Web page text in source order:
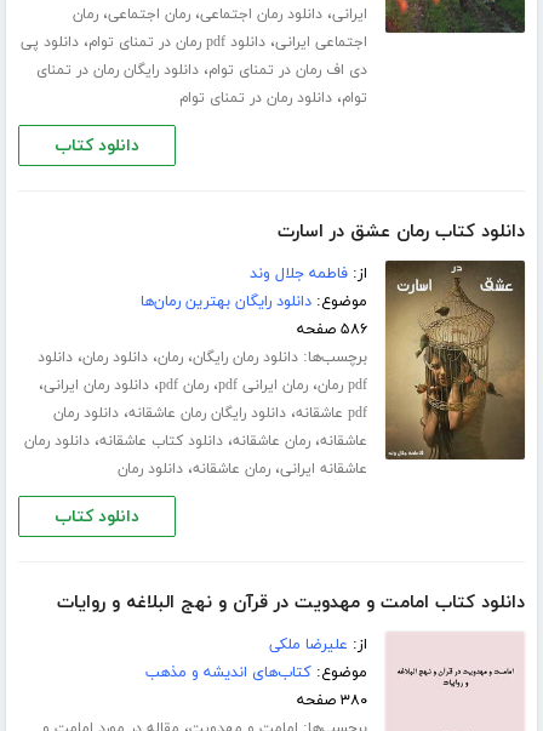
ایرانی،دانلود رمان اجتماعی،رمان اجتماعی،رمان
اجتماعی ایرانی،دانلود pdf رمان در تمنای توام ،دانلود پی
دی اف رمان در تمنای توام،دانلود رایگان رمان در تمنای
توام،دانلود رمان در تمنای توام
دانلود کتاب
دانلود کتاب رمان عشق در اسارت
از:فاطمه جلال‌ وند
موضوع:دانلود رایگان بهترین رمان‌ها
۵۸۶ صفحه
برچسب‌ها:دانلود رمان رایگان،رمان،دانلود رمان،دانلود
pdf رمان
،رمان ایرانی pdf ،رمان pdf ،دانلود رمان ایرانی،
pdf عاشقانه ،دانلود رایگان رمان عاشقانه،دانلود رمان
عاشقانه،رمان عاشقانه،دانلود کتاب عاشقانه،دانلود رمان
عاشقانه ایرانی،رمان عاشقانه،دانلود رمان
دانلود کتاب
دانلود کتاب امامت و مهدویت در قرآن و نهج البلاغه و روایات
از: علیرضا ملکی
موضوع:کتاب‌های اندیشه و مذهب
۳۸۰ صفحه